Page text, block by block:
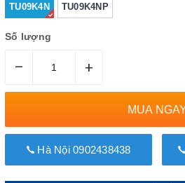
TU09K4N TU09K4NP
Số lượng
– +
MUA
Hà Nội 0902438438